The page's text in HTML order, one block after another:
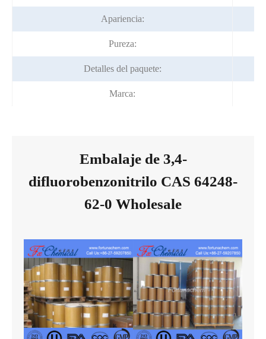
Apariencia:
Pureza:
Detalles del paquete:
Marca:
Embalaje de 3,4-
difluorobenzonitrilo CAS 64248-
62-0 Wholesale